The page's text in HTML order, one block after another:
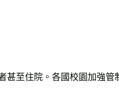
甚至住院。各國校園加強管